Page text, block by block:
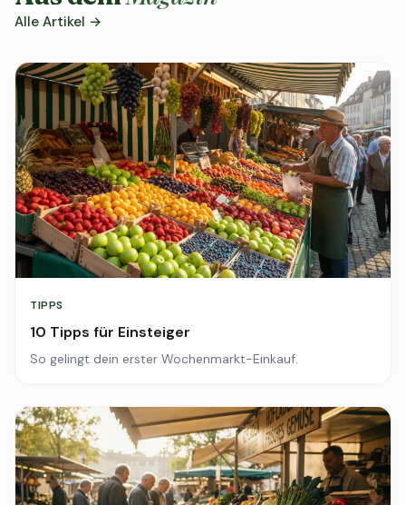
Alle Artikel →
TIPPS
10 Tipps für Einsteiger
So gelingt dein erster Wochenmarkt-Einkauf.